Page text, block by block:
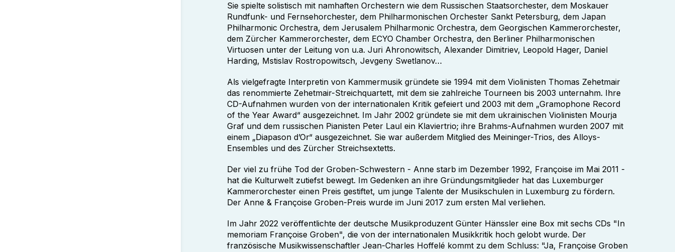
Sie spielte solistisch mit namhaften Orchestern wie dem Russischen Staatsorchester, dem Moskauer
Rundfunk- und Fernsehorchester, dem Philharmonischen Orchester Sankt Petersburg, dem Japan
Philharmonic Orchestra, dem Jerusalem Philharmonic Orchestra, dem Georgischen Kammerorchester,
dem Zürcher Kammerorchester, dem ECYO Chamber Orchestra, den Berliner Philharmonischen
Virtuosen unter der Leitung von u.a. Juri Ahronowitsch, Alexander Dimitriev, Leopold Hager, Daniel
Harding, Mstislav Rostropowitsch, Jevgeny Swetlanov…
Als vielgefragte Interpretin von Kammermusik gründete sie 1994 mit dem Violinisten Thomas Zehetmair
das renommierte Zehetmair-Streichquartett, mit dem sie zahlreiche Tourneen bis 2003 unternahm. Ihre
CD-Aufnahmen wurden von der internationalen Kritik gefeiert und 2003 mit dem „Gramophone Record
of the Year Award“ ausgezeichnet. Im Jahr 2002 gründete sie mit dem ukrainischen Violinisten Mourja
Graf und dem russischen Pianisten Peter Laul ein Klaviertrio; ihre Brahms-Aufnahmen wurden 2007 mit
einem „Diapason d’Or“ ausgezeichnet. Sie war außerdem Mitglied des Meininger-Trios, des Alloys-
Ensembles und des Zürcher Streichsextetts.
Der viel zu frühe Tod der Groben-Schwestern - Anne starb im Dezember 1992, Françoise im Mai 2011 -
hat die Kulturwelt zutiefst bewegt. Im Gedenken an ihre Gründungsmitglieder hat das Luxemburger
Kammerorchester einen Preis gestiftet, um junge Talente der Musikschulen in Luxemburg zu fördern.
Der Anne & Françoise Groben-Preis wurde im Juni 2017 zum ersten Mal verliehen.
Im Jahr 2022 veröffentlichte der deutsche Musikproduzent Günter Hänssler eine Box mit sechs CDs "In
memoriam Françoise Groben", die von der internationalen Musikkritik hoch gelobt wurde. Der
französische Musikwissenschaftler Jean-Charles Hoffelé kommt zu dem Schluss: "Ja, Françoise Groben